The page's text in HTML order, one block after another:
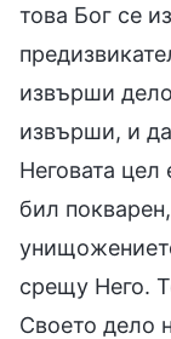
това Бог се
извърши
извърши, и
Неговата цел
бил
срещу Него.
Своето дело